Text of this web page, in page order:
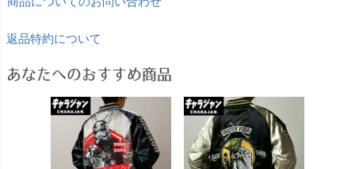
返品特約について
あなたへのおすすめ商品